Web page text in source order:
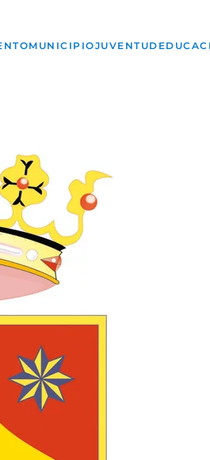
MUNICIPIOJUVENTUD